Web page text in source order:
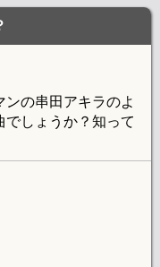
の串田アキラのよ
でしょうか？知って